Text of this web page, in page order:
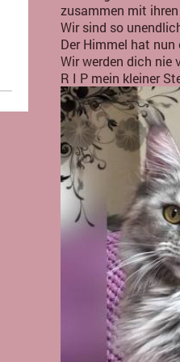
zusammen mit
Wir sind so
Der Himmel hat nun
Wir werden dich nie
R I P mein kleiner